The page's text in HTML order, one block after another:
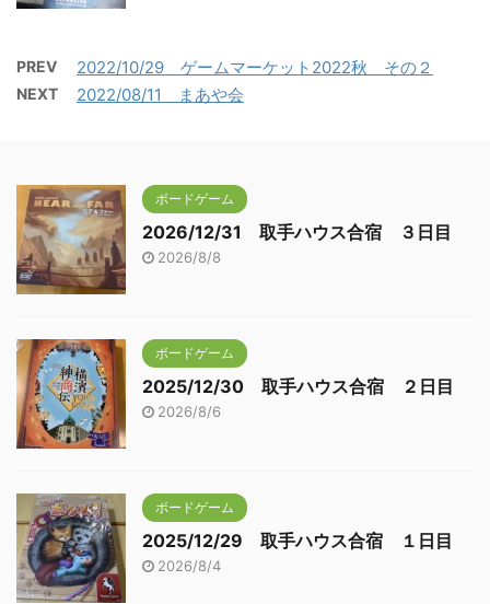
PREV 2022/10/29 ゲームマーケット2022秋 その２
NEXT 2022/08/11 まあや会
ボードゲーム
2026/12/31 取手ハウス合宿 ３日目
2026/8/8
ボードゲーム
2025/12/30 取手ハウス合宿 ２日目
2026/8/6
ボードゲーム
2025/12/29 取手ハウス合宿 １日目
2026/8/4